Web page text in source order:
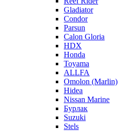
Gladiator
Condor
Parsun
Calon Gloria
HDX
Honda
Toyama
ALLFA
Omolon (Marlin)
Hidea
Nissan Marine
Бурлак
Suzuki
Stels